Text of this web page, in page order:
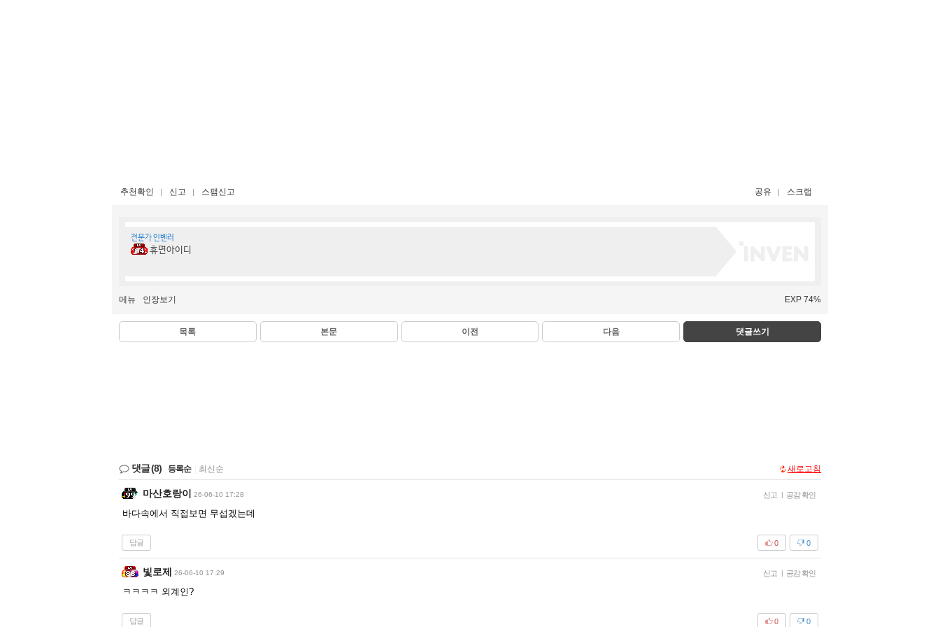
추천확인 신고 스팸신고 공유 스크랩
전문가 인벤러
휴면아이디
메뉴 인장보기 EXP 74%
목록 본문 이전 다음 댓글쓰기
댓글(8) 등록순 최신순 새로고침
마산호랑이 26-06-10 17:28 신고 | 공감 확인
바다속에서 직접보면 무섭겠는데
답글 0
0
빛로제 26-06-10 17:29 신고 | 공감 확인
ㅋㅋㅋㅋ 외계인?
답글 0
0